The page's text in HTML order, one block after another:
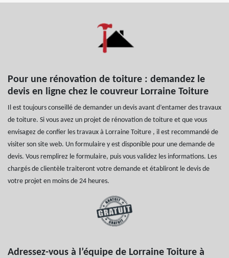
Pour une rénovation de toiture : demandez le
devis en ligne chez le couvreur Lorraine Toiture
Il est toujours conseillé de demander un devis avant d’entamer des travaux
de toiture. Si vous avez un projet de rénovation de toiture et que vous
envisagez de confier les travaux à Lorraine Toiture , il est recommandé de
visiter son site web. Un formulaire y est disponible pour une demande de
devis. Vous remplirez le formulaire, puis vous validez les informations. Les
chargés de clientèle traiteront votre demande et établiront le devis de
votre projet en moins de 24 heures.
Adressez-vous à l’équipe de Lorraine Toiture à